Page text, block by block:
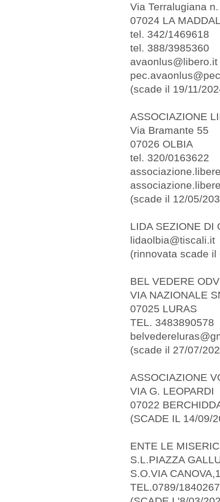
Via Terralugiana
07024 LA
tel. 342/1469618
tel. 388/3985360
avaonlus@libero.it
(scade il 19/11/
ASSOCIAZIONE
Via Bramante 55
07026 OLBIA
tel. 320/0163622
(scade il 12/05/
LIDA SEZIONE DI
lidaolbia@tiscali.it
(rinnovata scade il
BEL VEDERE ODV
VIA NAZIONALE
07025 LURAS
TEL. 3483890578
(scade il 27/07/
ASSOCIAZIONE
VIA G. LEOPARDI
07022
(SCADE IL 14/09/
ENTE LE
S.L.PIAZZA
S.O.VIA
TEL.0789/1840267